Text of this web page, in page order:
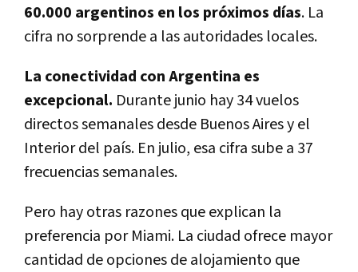
60.000 argentinos en los próximos días. La
cifra no sorprende a las autoridades locales.
La conectividad con Argentina es
excepcional. Durante junio hay 34 vuelos
directos semanales desde Buenos Aires y el
Interior del país. En julio, esa cifra sube a 37
frecuencias semanales.
Pero hay otras razones que explican la
preferencia por Miami. La ciudad ofrece mayor
cantidad de opciones de alojamiento que